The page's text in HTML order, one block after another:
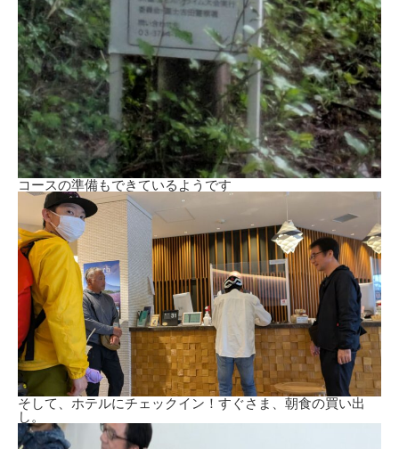
コースの準備もできているようです
そして、ホテルにチェックイン！すぐさま、朝食の買い出
し。